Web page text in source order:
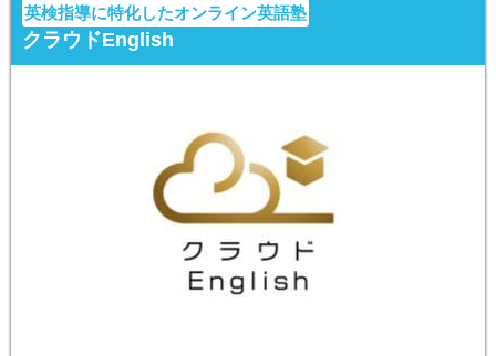
英検指導に特化したオンライン英語塾
クラウドEnglish